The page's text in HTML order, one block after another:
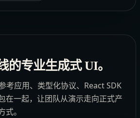
的专业生成式 UI。
考应用、类型化协议、React SDK
在一起，让团队从演示走向正式产
。